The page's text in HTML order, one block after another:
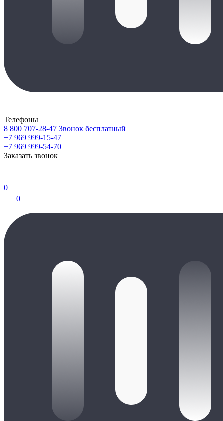
Телефоны
8 800 707-28-47 Звонок бесплатный
+7 969 999-15-47
+7 969 999-54-70
Заказать звонок
0
0